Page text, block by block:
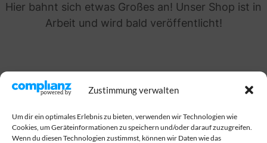
Zustimmung verwalten
Um dir ein optimales Erlebnis zu bieten, verwenden wir Technologien wie
Cookies, um Geräteinformationen zu speichern und/oder darauf zuzugreifen.
Wenn du diesen Technologien zustimmst, können wir Daten wie das
Hier bahnt sich etwas Großes an! Unser Shop ist in
Arbeit und wird bald veröffentlicht!